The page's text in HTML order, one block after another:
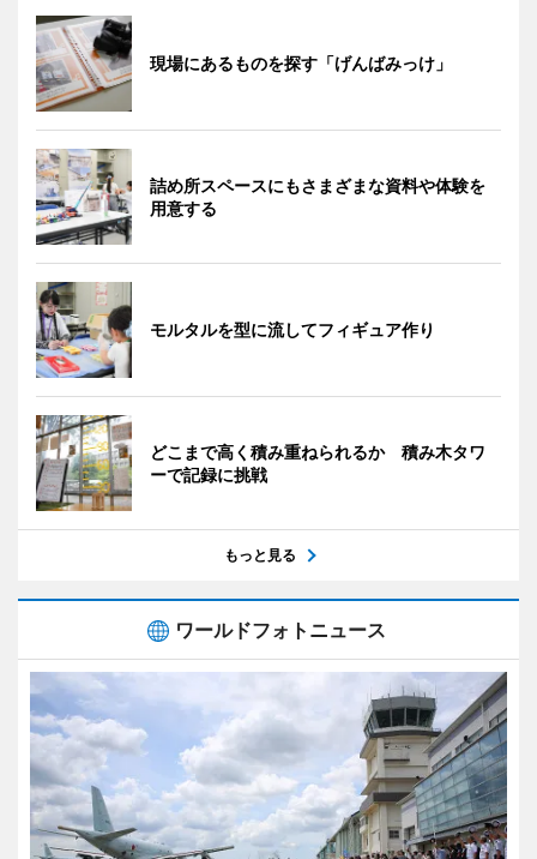
現場にあるものを探す「げんばみっけ」
詰め所スペースにもさまざまな資料や体験を
用意する
モルタルを型に流してフィギュア作り
どこまで高く積み重ねられるか 積み木タワ
ーで記録に挑戦
もっと見る
ワールドフォトニュース